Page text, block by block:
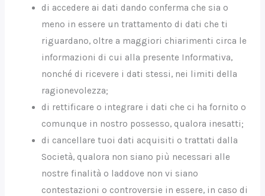
di accedere ai dati dando conferma che sia o
meno in essere un trattamento di dati che ti
riguardano, oltre a maggiori chiarimenti circa le
informazioni di cui alla presente Informativa,
nonché di ricevere i dati stessi, nei limiti della
ragionevolezza;
di rettificare o integrare i dati che ci ha fornito o
comunque in nostro possesso, qualora inesatti;
di cancellare tuoi dati acquisiti o trattati dalla
Società, qualora non siano più necessari alle
nostre finalità o laddove non vi siano
contestazioni o controversie in essere, in caso di